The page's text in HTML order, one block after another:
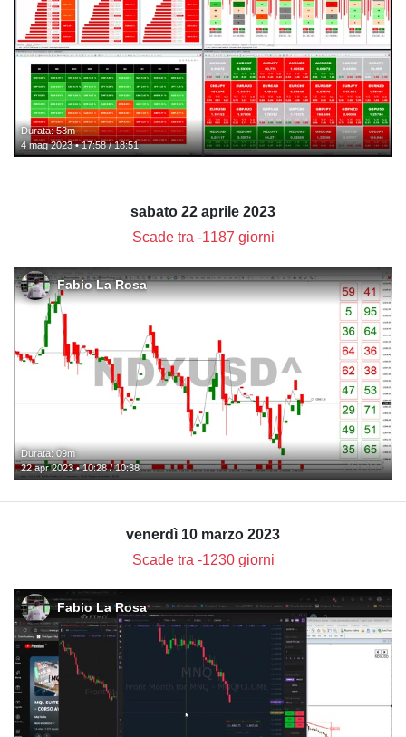
Durata: 53m
4 mag 2023 • 17:58 / 18:51
sabato 22 aprile 2023
Scade tra -1187 giorni
Fabio La Rosa
Durata: 09m
22 apr 2023 • 10:28 / 10:38
venerdì 10 marzo 2023
Scade tra -1230 giorni
Fabio La Rosa